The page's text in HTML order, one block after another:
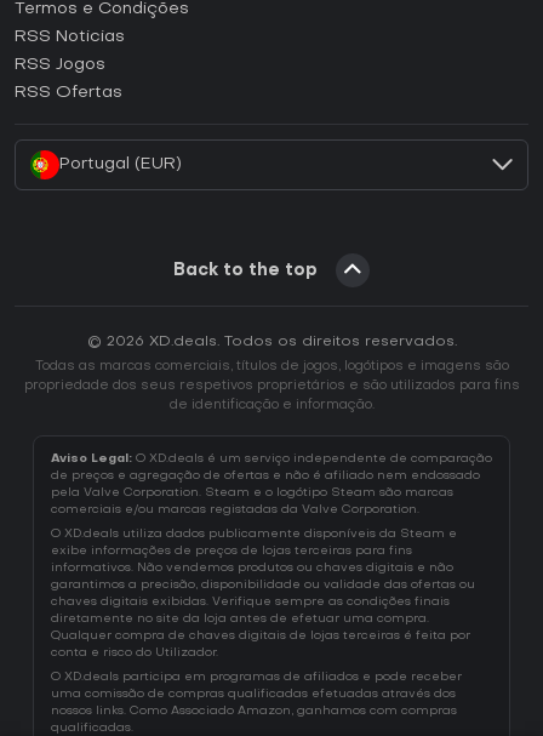
Como ativar uma CD Key GOG?
Como ativar uma CD Key Ubisoft Connect?
Termos e Condições
RSS Noticias
RSS Jogos
RSS Ofertas
Portugal (EUR)
Back to the top
© 2026 XD.deals. Todos os direitos reservados.
Todas as marcas comerciais, títulos de jogos, logótipos e imagens são
propriedade dos seus respetivos proprietários e são utilizados para fins
de identificação e informação.
Aviso Legal: O XD.deals é um serviço independente de comparação
de preços e agregação de ofertas e não é afiliado nem endossado
pela Valve Corporation. Steam e o logótipo Steam são marcas
comerciais e/ou marcas registadas da Valve Corporation.
O XD.deals utiliza dados publicamente disponíveis da Steam e
exibe informações de preços de lojas terceiras para fins
informativos. Não vendemos produtos ou chaves digitais e não
garantimos a precisão, disponibilidade ou validade das ofertas ou
chaves digitais exibidas. Verifique sempre as condições finais
diretamente no site da loja antes de efetuar uma compra.
Qualquer compra de chaves digitais de lojas terceiras é feita por
conta e risco do Utilizador.
O XD.deals participa em programas de afiliados e pode receber
uma comissão de compras qualificadas efetuadas através dos
nossos links. Como Associado Amazon, ganhamos com compras
qualificadas.